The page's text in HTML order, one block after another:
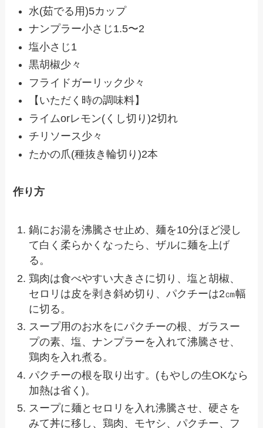
水(茹でる用)5カップ
ナンプラー小さじ1.5〜2
塩小さじ1
黒胡椒少々
フライドガーリック少々
【いただく時の調味料】
ライムorレモン(くし切り)2切れ
チリソース少々
たかの爪(種抜き輪切り)2本
作り方
鍋にお湯を沸騰させ止め、麺を10分ほど浸し
て白く柔らかくなったら、ザルに麺を上げ
る。
鶏肉は食べやすい大きさに切り、塩と胡椒、
セロリは皮を剥き斜め切り、パクチーは2㎝幅
に切る。
スープ用のお水をにパクチーの根、ガラスー
プの素、塩、ナンプラーを入れて沸騰させ、
鶏肉を入れ煮る。
パクチーの根を取り出す。(もやしの生OKなら
加熱は省く)。
スープに麺とセロリを入れ沸騰させ、硬さを
みて丼に移し、鶏肉、モヤシ、パクチー、フ